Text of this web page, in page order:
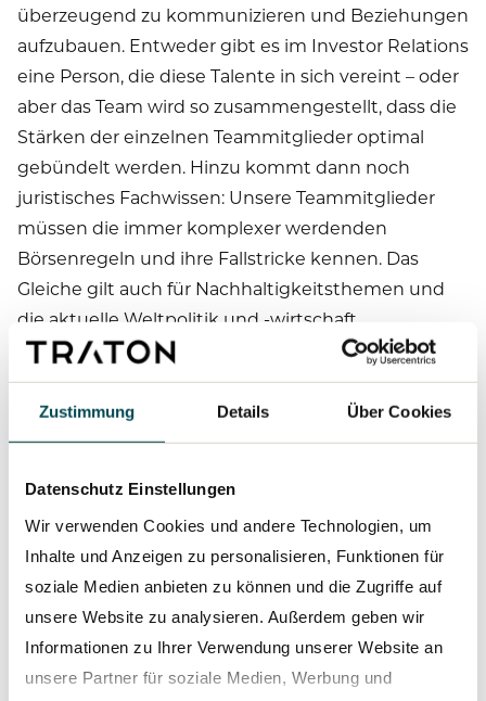
Zustimmung Details Über Cookies
Datenschutz Einstellungen
Wir verwenden Cookies und andere Technologien, um
Inhalte und Anzeigen zu personalisieren, Funktionen für
soziale Medien anbieten zu können und die Zugriffe auf
unsere Website zu analysieren. Außerdem geben wir
Informationen zu Ihrer Verwendung unserer Website an
unsere Partner für soziale Medien, Werbung und
überzeugend zu kommunizieren und Beziehungen
aufzubauen. Entweder gibt es im Investor Relations
eine Person, die diese Talente in sich vereint – oder
aber das Team wird so zusammengestellt, dass die
Stärken der einzelnen Teammitglieder optimal
gebündelt werden. Hinzu kommt dann noch
juristisches Fachwissen: Unsere Teammitglieder
müssen die immer komplexer werdenden
Börsenregeln und ihre Fallstricke kennen. Das
Gleiche gilt auch für Nachhaltigkeitsthemen und
die aktuelle Weltpolitik und -wirtschaft.
Sie sind, vereinfacht gesagt, die
Außenministerinnen und Außenminister für die
jedes Wort und jede Zahl auf die Goldwaage. Das
setzt voraus, dass Sie jederzeit bestens über
alles informiert sind, was bei den jeweiligen
Marken und in den jeweiligen Abteilungen
gerade passiert und geplant ist. Wie stellen Sie
das sicher?